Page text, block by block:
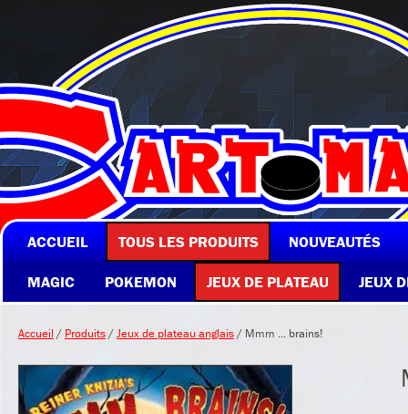
ACCUEIL TOUS LES PRODUITS
NOUVEAUTÉS
MAGIC
POKEMON JEUX DE PLATEAU JEUX
Accueil / Produits/Jeux de plateau anglais/ Mmm ... brains!